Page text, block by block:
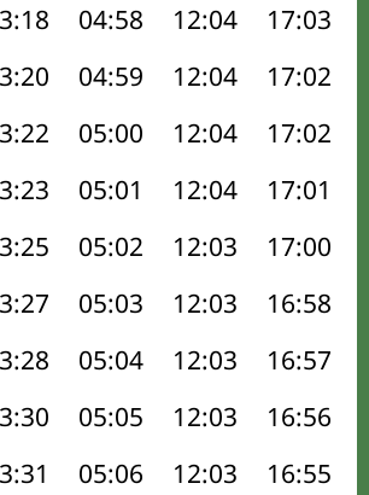
04:58 12:04 17:03
04:59 12:04 17:02
05:00 12:04 17:02
05:01 12:04 17:01
05:02 12:03 17:00
05:03 12:03 16:58
05:04 12:03 16:57
05:05 12:03 16:56
05:06 12:03 16:55